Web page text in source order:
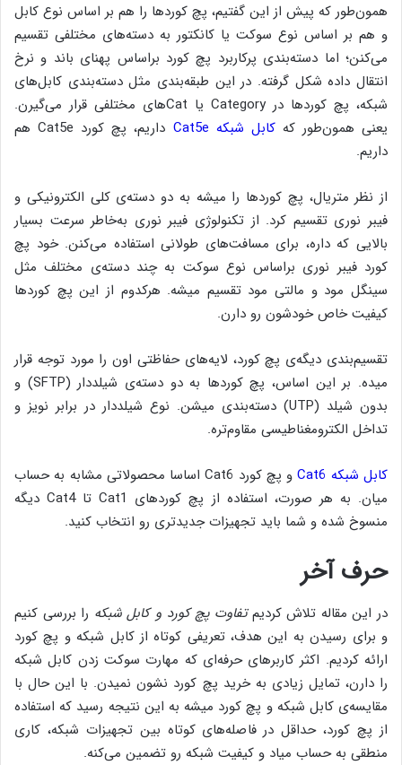
همون‌طور که پیش از این گفتیم، پچ کوردها را هم بر اساس نوع کابل
و هم بر اساس نوع سوکت یا کانکتور به دسته‌های مختلفی تقسیم
می‌کنن؛ اما دسته‌بندی پرکاربرد پچ کورد براساس پهنای باند و نرخ
انتقال داده شکل گرفته. در این طبقه‌بندی مثل دسته‌بندی کابل‌های
شبکه، پچ کوردها در Category یا Catهای مختلفی قرار می‌گیرن.
یعنی همون‌طور کهکابل شبکه Cat5e
داریم، پچ کورد Cat5e هم
داریم.
از نظر متریال، پچ کوردها را میشه به دو دسته‌ی کلی الکترونیکی و
فیبر نوری تقسیم کرد. از تکنولوژی فیبر نوری به‌خاطر سرعت بسیار
بالایی که داره، برای مسافت‌های طولانی استفاده می‌کنن. خود پچ
کورد فیبر نوری براساس نوع سوکت به چند دسته‌ی مختلف مثل
سینگل مود و مالتی مود تقسیم میشه. هرکدوم از این پچ کوردها
کیفیت خاص خودشون رو دارن.
تقسیم‌بندی دیگه‌ی پچ کورد، لایه‌های حفاظتی اون را مورد توجه قرار
میده. بر این اساس، پچ کوردها به دو دسته‌ی شیلددار (SFTP) و
بدون شیلد (UTP) دسته‌بندی میشن. نوع شیلددار در برابر نویز و
تداخل الکترومغناطیسی مقاوم‌تره.
کابل شبکه Cat6
و پچ کورد Cat6 اساسا محصولاتی مشابه به حساب
میان. به ‌هر صورت، استفاده از پچ کوردهای Cat1 تا Cat4 دیگه
منسوخ شده و شما باید تجهیزات جدیدتری رو انتخاب کنید.
حرف آخر
در این مقاله تلاش کردیمتفاوت پچ کورد و کابل شبکه را بررسی کنیم
و برای رسیدن به این هدف، تعریفی کوتاه از کابل شبکه و پچ کورد
ارائه کردیم. اکثر کاربرهای حرفه‌ای که مهارت سوکت زدن کابل شبکه
را دارن، تمایل زیادی به خرید پچ کورد نشون نمیدن. با این حال با
مقایسه‌ی کابل شبکه و پچ کورد میشه به این نتیجه رسید که استفاده
از پچ کورد، حداقل در فاصله‌های کوتاه بین تجهیزات شبکه، کاری
منطقی به حساب میاد و کیفیت شبکه رو تضمین می‌کنه.